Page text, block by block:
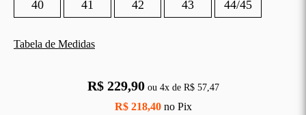
BÁSICAS
CONTINUAR COMPRANDO
FINALIZAR COMPRA
40 41 42 43 44/45
Tabela de Medidas
R$ 229,90 ou 4xde R$ 57,47
R$ 218,40no Pix